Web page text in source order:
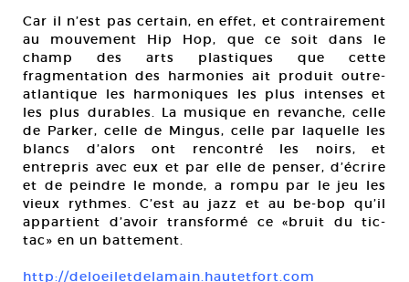
Car il n’est pas certain, en effet, et contrairement
au mouvement Hip Hop, que ce soit dans le
champ des arts plastiques que cette
fragmentation des harmonies ait produit outre-
atlantique les harmoniques les plus intenses et
les plus durables. La musique en revanche, celle
de Parker, celle de Mingus, celle par laquelle les
blancs d’alors ont rencontré les noirs, et
entrepris avec eux et par elle de penser, d’écrire
et de peindre le monde, a rompu par le jeu les
vieux rythmes. C’est au jazz et au be-bop qu’il
appartient d’avoir transformé ce «bruit du tic-
tac» en un battement.
http://deloeiletdelamain.hautetfort.com